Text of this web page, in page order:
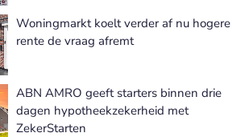
Woningmarkt koelt verder af nu hogere
rente de vraag afremt
ABN AMRO geeft starters binnen drie
dagen hypotheekzekerheid met
ZekerStarten